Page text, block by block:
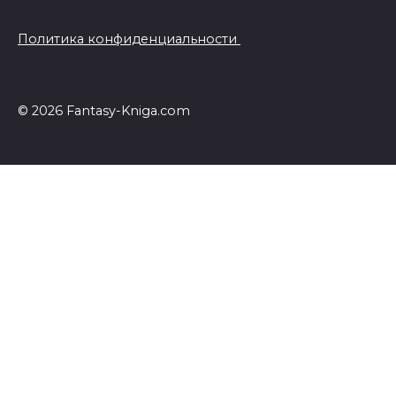
Политика конфиденциальности
© 2026 Fantasy-Kniga.com